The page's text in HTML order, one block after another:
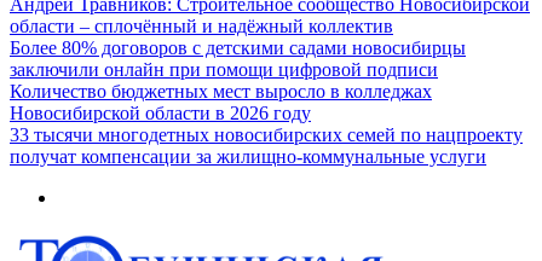
Андрей Травников: Строительное сообщество Новосибирской
области – сплочённый и надёжный коллектив
Более 80% договоров с детскими садами новосибирцы
заключили онлайн при помощи цифровой подписи
Количество бюджетных мест выросло в колледжах
Новосибирской области в 2026 году
33 тысячи многодетных новосибирских семей по нацпроекту
получат компенсации за жилищно-коммунальные услуги